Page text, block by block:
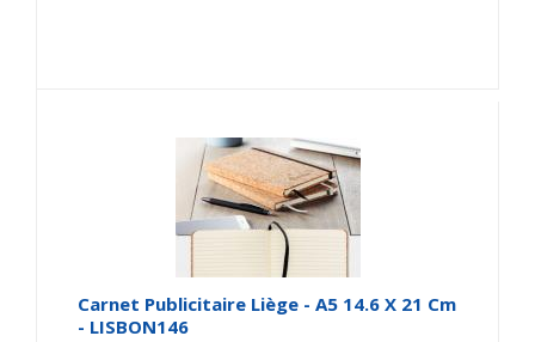
Carnet Publicitaire Liège - A5 14.6 X 21 Cm
- LISBON146